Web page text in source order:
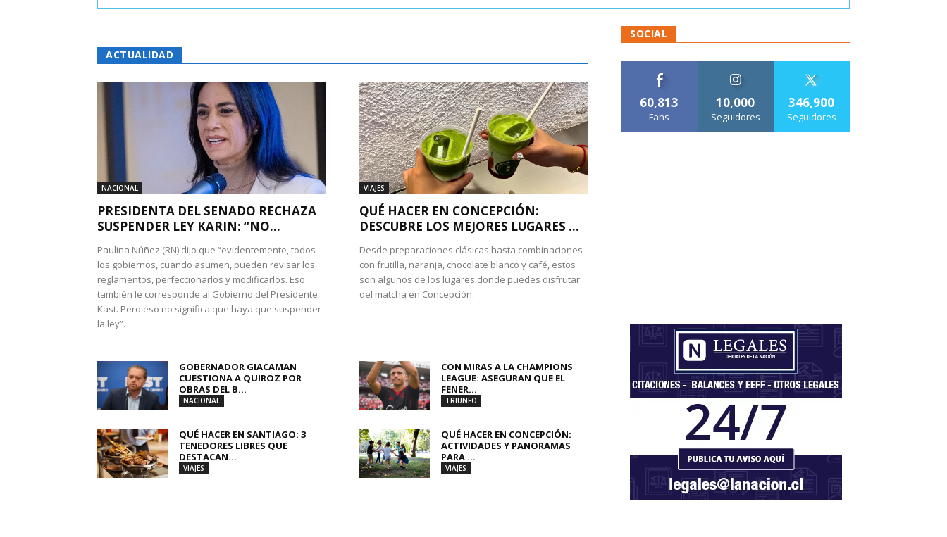
ACTUALIDAD
NACIONAL
PRESIDENTA DEL SENADO RECHAZA
SUSPENDER LEY KARIN: “NO...
Paulina Núñez (RN) dijo que “evidentemente, todos
los gobiernos, cuando asumen, pueden revisar los
reglamentos, perfeccionarlos y modificarlos. Eso
también le corresponde al Gobierno del Presidente
Kast. Pero eso no significa que haya que suspender
la ley”.
VIAJES
QUÉ HACER EN CONCEPCIÓN:
DESCUBRE LOS MEJORES LUGARES ...
Desde preparaciones clásicas hasta combinaciones
con frutilla, naranja, chocolate blanco y café, estos
son algunos de los lugares donde puedes disfrutar
del matcha en Concepción.
GOBERNADOR GIACAMAN
CUESTIONA A QUIROZ POR
OBRAS DEL B...
NACIONAL
CON MIRAS A LA CHAMPIONS
LEAGUE: ASEGURAN QUE EL
FENER...
TRIUNFO
QUÉ HACER EN SANTIAGO: 3
TENEDORES LIBRES QUE
DESTACAN...
VIAJES
QUÉ HACER EN CONCEPCIÓN:
ACTIVIDADES Y PANORAMAS
PARA ...
VIAJES
SOCIAL
60,813
Fans
10,000
Seguidores
346,900
Seguidores